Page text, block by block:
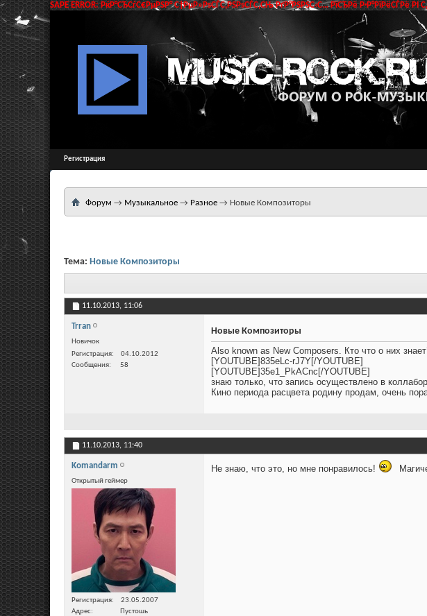
SAPE ERROR: РќР°СЂСѓС€РµРЅР° С†РµР»РѕСЃС‚РЅРѕСЃС‚СЊ РґР°РЅРЅС‹С… РїСЂРё
Регистрация
Форум → Музыкальное → Разное → Новые Композиторы
Тема: Новые Композиторы
11.10.2013, 11:06
Trran
Новичок
Регистрация
04.10.2012
Сообщения
58
Новые Композиторы
Also known as New Composers. Кто что о них
[YOUTUBE]835eLc-rJ7Y[/YOUTUBE]
[YOUTUBE]35e1_PkACnc[/YOUTUBE]
знаю только, что запись осуществлено в
Кино периода расцвета родину продам, очень
11.10.2013, 11:40
Komandarm
Открытый геймер
Регистрация
23.05.2007
Адрес
Пустошь
Не знаю, что это, но мне понравилось!